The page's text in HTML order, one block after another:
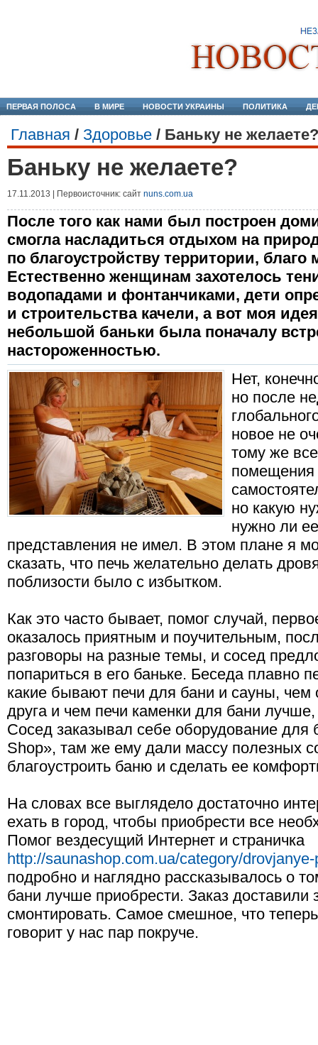
ПЕРВАЯ ПОЛОСА В МИРЕ НОВОСТИ УКРАИНЫ ПОЛИТИКА
Главная / Здоровье / Баньку не желаете?
Баньку не желаете?
17.11.2013 | Первоисточник: сайт nuns.com.ua
После того как нами был построен
смогла насладиться отдыхом на
по благоустройству территории, благо
Естественно женщинам захотелось
водопадами и фонтанчиками, дети
и строительства качели, а вот моя
небольшой баньки была поначалу
настороженностью.
Нет,
но после
новое не
тому же
помещения
но какую
нужно ли
представления не имел. В этом плане я
сказать, что печь желательно делать
поблизости было с избытком.
Как это часто бывает, помог случай,
оказалось приятным и поучительным,
разговоры на разные темы, и сосед
попариться в его баньке. Беседа плавно
какие бывают печи для бани и сауны, чем
друга и чем печи каменки для бани
Сосед заказывал себе оборудование для
Shop», там же ему дали массу полезных
благоустроить баню и сделать ее
На словах все выглядело достаточно
ехать в город, чтобы приобрести все
Помог вездесущий Интернет и страничка
http://saunashop.com.ua/category/
подробно и наглядно рассказывалось о
бани лучше приобрести. Заказ
смонтировать. Самое смешное, что
говорит у нас пар покруче.